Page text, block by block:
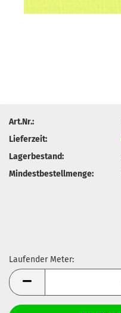
Art.Nr.:
Lieferzeit:
Lagerbestand:
Mindestbestellmenge:
Laufender Meter:
Laufender
Meter